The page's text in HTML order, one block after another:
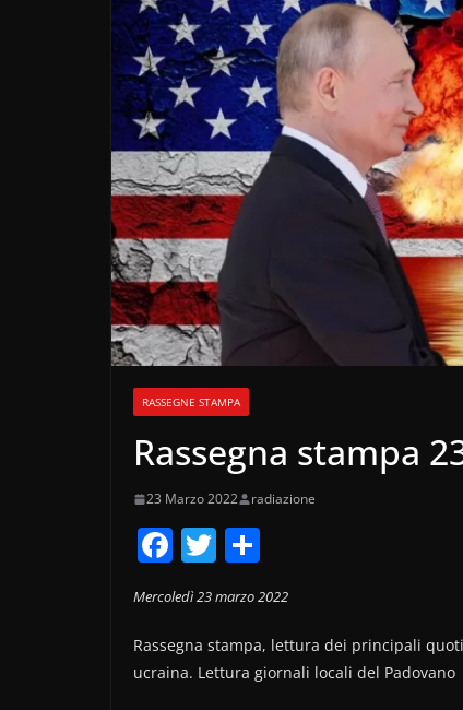
RASSEGNE STAMPA
Rassegna stampa
23 Marzo 2022 radiazione
F
a
c
e
b
T
itt
er
o
n
di
vi
Mercoledì 23 marzo 2022
Rassegna stampa, lettura dei principali
ucraina. Lettura giornali locali del Padovano